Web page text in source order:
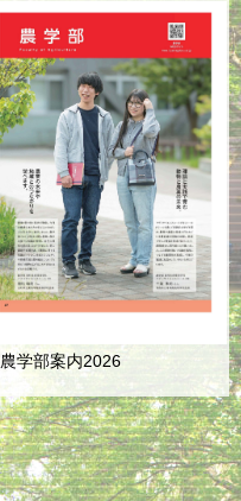
農学部案内2026